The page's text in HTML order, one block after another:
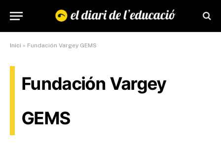
Inici » Fundación Vargey GEMS
Fundación Vargey
GEMS